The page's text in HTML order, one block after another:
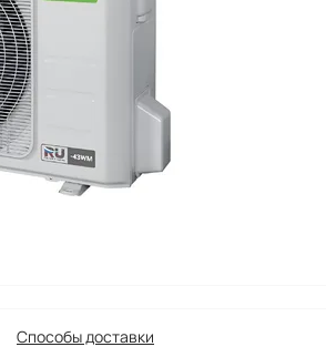
Способы доставки